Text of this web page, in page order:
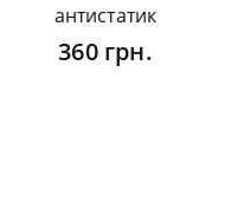
антистатик
360 грн.